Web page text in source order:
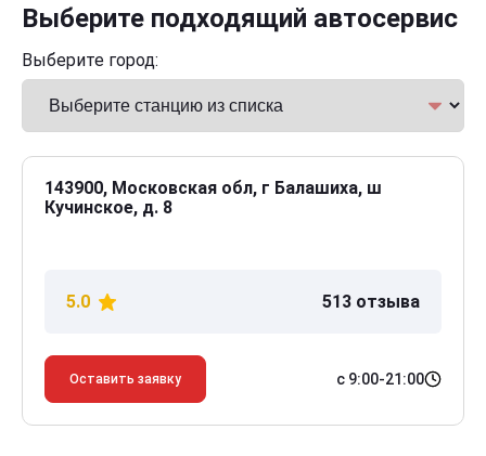
Выберите подходящий автосервис
Выберите город:
143900, Московская обл, г Балашиха, ш
Кучинское, д. 8
5.0 513 отзыва
Оставить заявку с 9:00-21:00